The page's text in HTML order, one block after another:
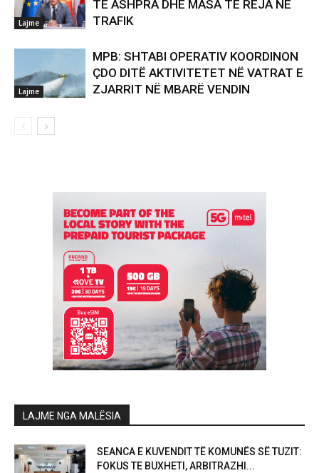
Lajme
TË ASHPRA DHE MASA TË REJA NË
TRAFIK
Lajme
MPB: SHTABI OPERATIV KOORDINON
ÇDO DITË AKTIVITETET NË VATRAT E
ZJARRIT NË MBARË VENDIN
LAJME NGA MALËSIA
SEANCA E KUVENDIT TË KOMUNËS SË TUZIT:
FOKUS TE BUXHETI, ARBITRAZHI...